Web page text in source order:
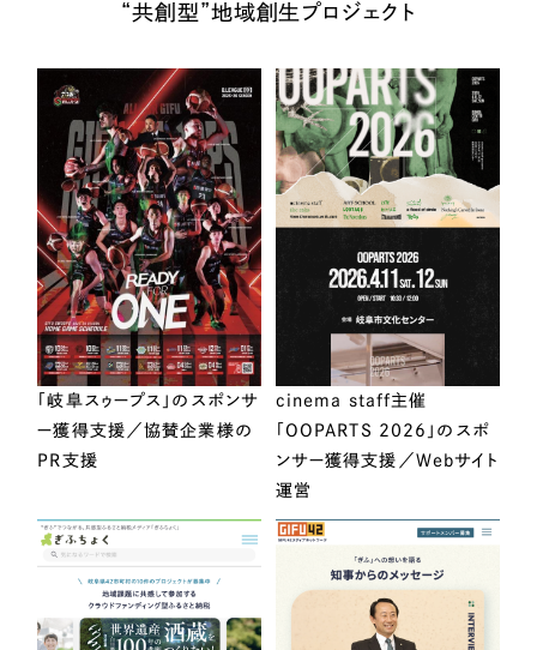
“共創型”地域創生プロジェクト
「岐阜スゥープス」のスポンサ
ー獲得支援／協賛企業様の
PR支援
cinema staff主催
「OOPARTS 2026」のスポ
ンサー獲得支援／Webサイト
運営